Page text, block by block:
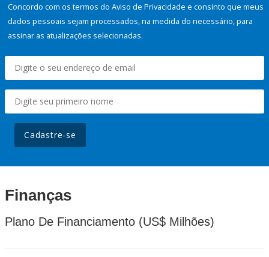
Concordo com os termos do Aviso de Privacidade e consinto que meus
dados pessoais sejam processados, na medida do necessário, para
assinar as atualizações selecionadas.
Cadastre-se
Finanças
Plano De Financiamento (US$ Milhões)